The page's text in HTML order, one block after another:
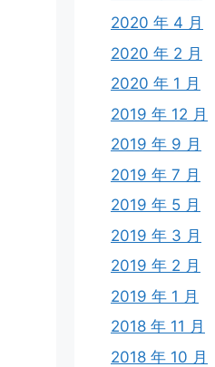
2020 年 4 月
2020 年 2 月
2020 年 1 月
2019 年 12 月
2019 年 9 月
2019 年 7 月
2019 年 5 月
2019 年 3 月
2019 年 2 月
2019 年 1 月
2018 年 11 月
2018 年 10 月